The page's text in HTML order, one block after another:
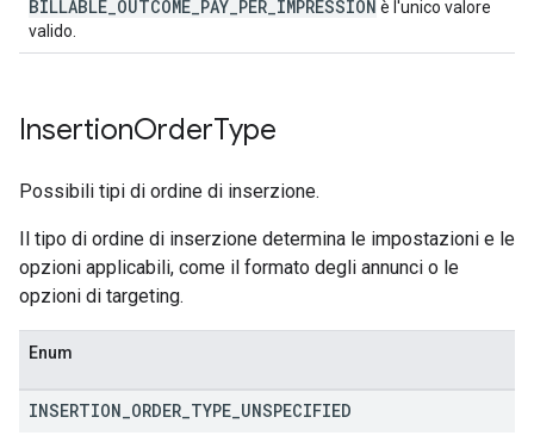
BILLABLE_OUTCOME_PAY_PER_IMPRESSION è l'unico valore
valido.
InsertionOrderType
Possibili tipi di ordine di inserzione.
Il tipo di ordine di inserzione determina le impostazioni e le
opzioni applicabili, come il formato degli annunci o le
opzioni di targeting.
Enum
INSERTION ORDER TYPE UNSPECIFIED